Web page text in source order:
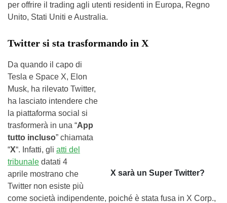
per offrire il trading agli utenti residenti in Europa, Regno
Unito, Stati Uniti e Australia.
Twitter si sta trasformando in X
X sarà un Super Twitter?
Da quando il capo di
Tesla e Space X, Elon
Musk, ha rilevato Twitter,
ha lasciato intendere che
la piattaforma social si
trasformerà in una “App
tutto incluso” chiamata
“X“. Infatti, gli atti del
tribunale datati 4
aprile mostrano che
Twitter non esiste più
come società indipendente, poiché è stata fusa in X Corp.,